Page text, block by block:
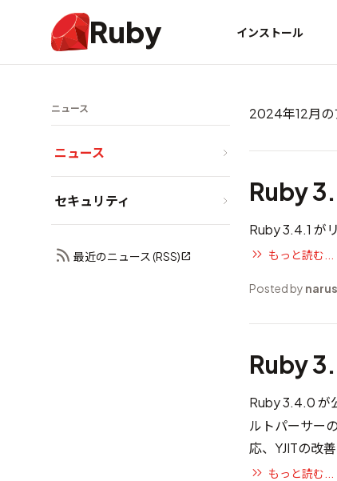
Ruby インストール
ニュース
ニュース
セキュリティ
最近のニュース (RSS)
2024年12月の
Ruby
Ruby 3.4.1 が
もっと読む...
Posted by
Ruby
Ruby 3.4.0 が
ルトパーサー
応、YJITの改
もっと読む...